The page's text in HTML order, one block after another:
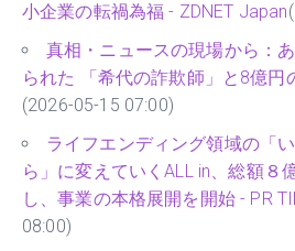
小企業の転禍為福 - ZDNET Japan
真相・ニュースの現場から：
られた 「希代の詐欺師」と8億円
(2026-05-15 07:00)
ライフエンディング領域の「
ら」に変えていくALL in、総額８
し、事業の本格展開を開始 - PR
08:00)